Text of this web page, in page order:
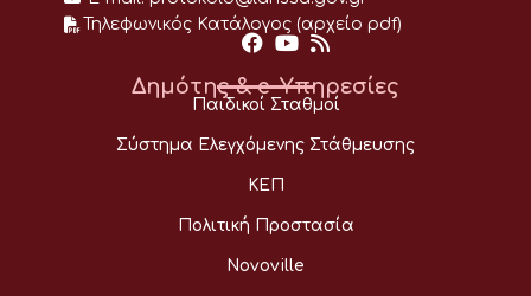
Τηλεφωνικός Κατάλογος (αρχείο pdf)
Δημότης & e-Υπηρεσίες
Παιδικοί Σταθμοί
Σύστημα Ελεγχόμενης Στάθμευσης
ΚΕΠ
Πολιτική Προστασία
Novoville